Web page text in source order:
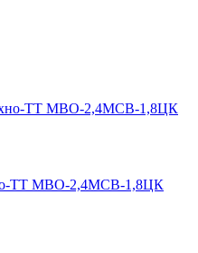
ТТ МВО-2,4МСВ-1,8ЦК